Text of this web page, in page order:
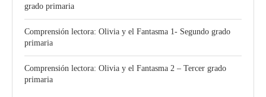
grado primaria
Comprensión lectora: Olivia y el Fantasma 1- Segundo grado
primaria
Comprensión lectora: Olivia y el Fantasma 2 – Tercer grado
primaria